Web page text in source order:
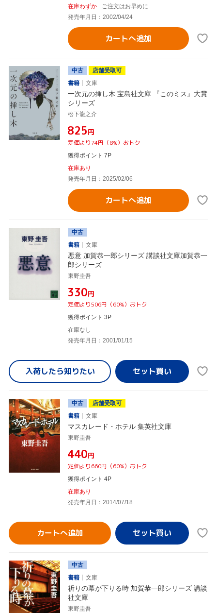
在庫わずか
ご注文はお早めに
発売年月日：2002/04/24
カートへ追加
中古
店舗受取可
書籍
文庫
一次元の挿し木 宝島社文庫 『このミス』大賞
シリーズ
松下龍之介
¥825円
定価より74円（8%）おトク
獲得ポイント 7P
在庫あり
発売年月日：2025/02/06
カートへ追加
中古
書籍
文庫
悪意 加賀恭一郎シリーズ 講談社文庫加賀恭一
郎シリーズ
東野圭吾
¥330円
定価より506円（60%）おトク
獲得ポイント 3P
在庫なし
発売年月日：2001/01/15
入荷したら知りたい
中古
店舗受取可
書籍
文庫
マスカレード・ホテル 集英社文庫
東野圭吾
¥440円
定価より660円（60%）おトク
獲得ポイント 4P
在庫あり
発売年月日：2014/07/18
カートへ追加
中古
書籍
文庫
祈りの幕が下りる時 加賀恭一郎シリーズ 講談
社文庫
東野圭吾